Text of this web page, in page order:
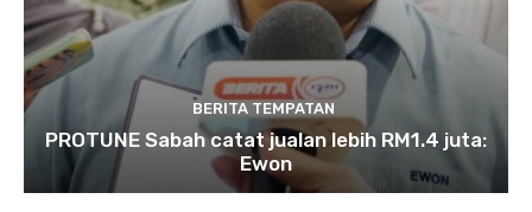
BERITA TEMPATAN
PROTUNE Sabah catat jualan lebih RM1.4 juta:
Ewon